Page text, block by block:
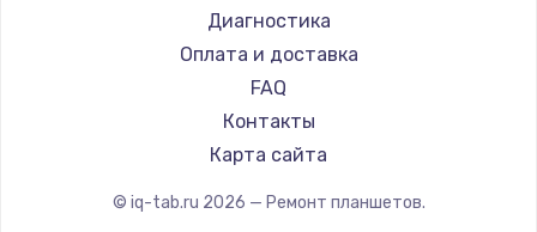
Замена северного моста
2600 руб.
Заказать
Замена экрана
Philips
Dell
HP
Getac
ZTE
Диагностика
Оплата и доставка
FAQ
Контакты
Карта сайта
© iq-tab.ru 2026 — Ремонт планшетов.